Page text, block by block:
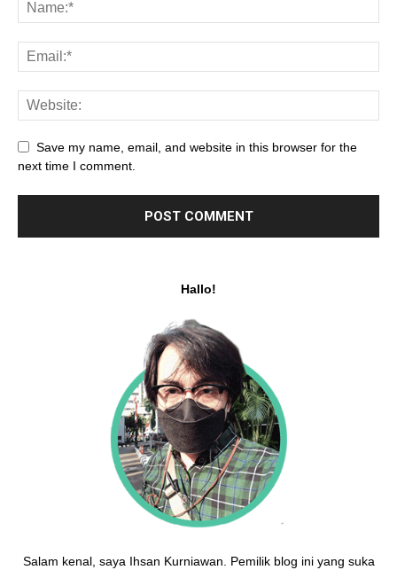
Save my name, email, and website in this browser for the
next time I comment.
Hallo!
Salam kenal, saya Ihsan Kurniawan. Pemilik blog ini yang suka